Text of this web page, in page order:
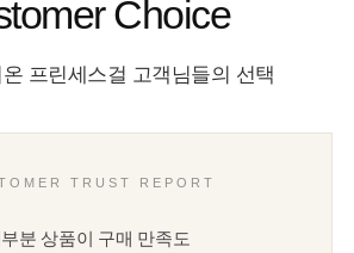
Choice
프린세스걸 고객님들의 선택
TRUST REPORT
분 상품이 구매 만족도